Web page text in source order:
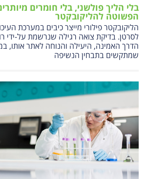
בלי הליך פולשני, בלי חומרים
הפשוטה להליקובקטר
הליקובקטר פילורי מייצר כיבים במערכת
לסרטן. בדיקת צואה רגילה שנרשמת על-ידי
הדרך האמינה, היעילה והנוחה לאתר אותו,
שמתקשים בתבחין הנשיפה